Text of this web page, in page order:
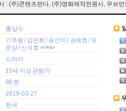
: (주)콘텐츠판다, (주)영화제작전원사, 무브먼
홍상수
기주봉 /김민희 /송선미 /권해효 /유
준상/신석호
드라마
15세 이상 관람가
96 분
2019-03-27
한국